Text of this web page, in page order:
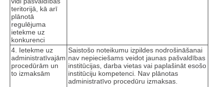
teritorijā, kā arī
plānotā
regulējuma
ietekme uz
konkurenci
4. Ietekme uz
administratīvajām
procedūrām un
to izmaksām
Saistošo noteikumu izpildes nodrošināšanai
nav nepieciešams veidot jaunas pašvaldības
institūcijas, darba vietas vai paplašināt esošo
institūciju kompetenci. Nav plānotas
administratīvo procedūru izmaksas.